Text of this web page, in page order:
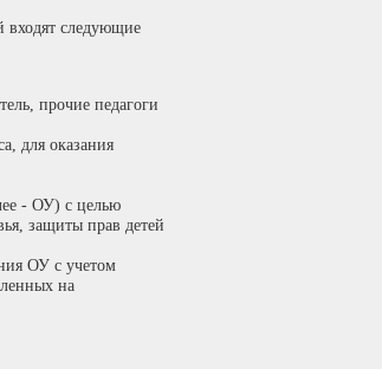
входят следующие
прочие педагоги
для оказания
- ОУ) с целью
защиты прав детей
ОУ с учетом
на